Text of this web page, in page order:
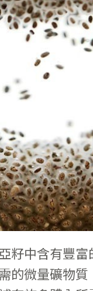
籽中含有豐
的微量礦物質